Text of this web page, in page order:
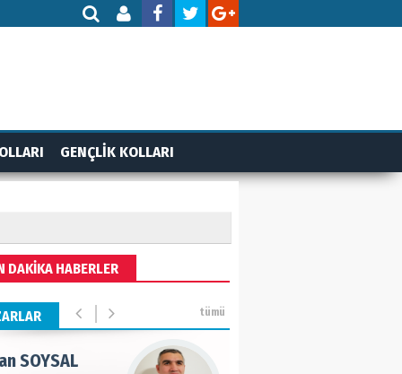
GENÇLİK KOLLARI
DAKİKA HABERLER
tümü
TAŞDEMİR
- Sağlık turizminde
başarı…
BULUZ
tarımla para
SOYSAL